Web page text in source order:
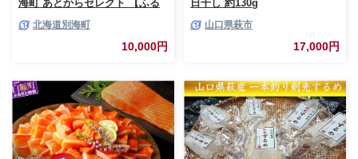
海町 あとからセレクト 【ふる
とから選べる！ ギフト いくら
ほたて 海鮮 牛肉 ケーキ アイス
【BY0000010】（ 後から選べ
カタログギフト あとからカタロ
グ あとからカタログポイント
あとからカタログギフト ふるさ
と納税 ）
北海道別海町
10,000円
日干し 約130g
山口県萩市
17,000円